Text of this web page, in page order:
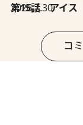
2026.7.30
第15話 アイス
コ